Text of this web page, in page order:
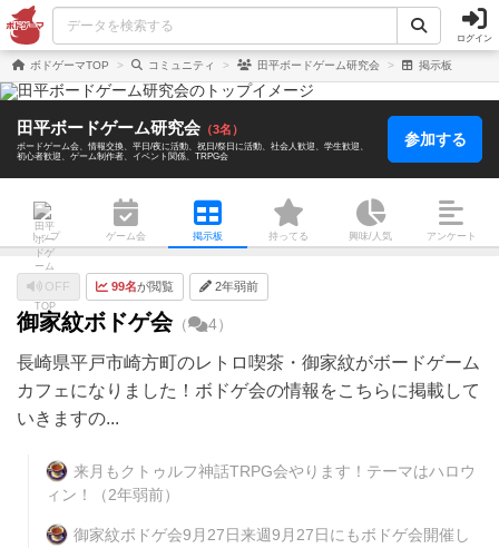
ログイン
ボドゲーマTOP コミュニティ 田平ボードゲーム研究会 掲示板
田平ボードゲーム研究会 （3名）
ボードゲーム会 情報交換 平日/夜に活動 祝日/祭日に活動 社会人歓迎
学生歓迎
初心者歓迎
ゲーム制作者 イベント関係 TRPG会
参加する
トップ ゲーム会 掲示板 持ってる 興味/人気 アンケート
OFF 99名が閲覧 2年弱前
御家紋ボドゲ会（ 4）
長崎県平戸市崎方町のレトロ喫茶・御家紋がボードゲーム
カフェになりました！ボドゲ会の情報をこちらに掲載して
いきますの...
来月もクトゥルフ神話TRPG会やります！テーマはハロウ
ィン！
（2年弱前）
御家紋ボドゲ会9月27日来週9月27日にもボドゲ会開催し